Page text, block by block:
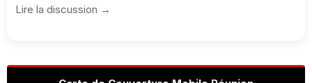
Lire la discussion →